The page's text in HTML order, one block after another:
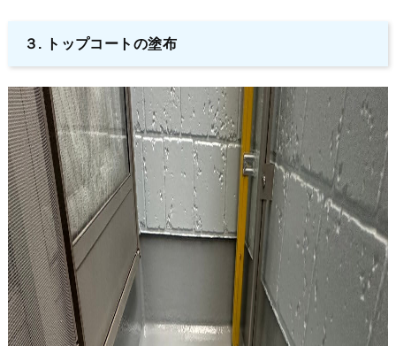
３. トップコートの塗布